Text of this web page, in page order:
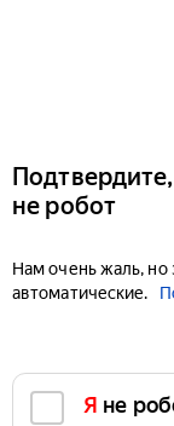
не робот
Нам очень жаль, но
автоматические.
Я не